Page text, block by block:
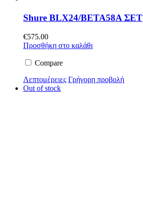
Shure BLX24/BETA58A ΣΕΤ
€575.00
Προσθήκη στο καλάθι
Compare
Λεπτομέρειες Γρήγορη προβολή
Out of stock